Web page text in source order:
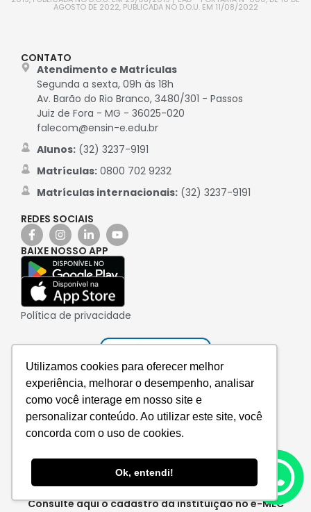
Utilizamos cookies para oferecer melhor
experiência, melhorar o desempenho, analisar
como você interage em nosso site e
personalizar conteúdo. Ao utilizar este site, você
concorda com o uso de cookies.
Ok, entendi!
AGOSTO DE 2022, PUBLICADA NO D.O.U. EM 11/08/2022
CONTATO
Atendimento e Matrículas
Segunda a sexta, 09h às 18h
Av. Barão do Rio Branco, 3480/301 - Passos
Juiz de Fora - MG - 36025-020
falecom@ensin-e.edu.br
Alunos:(32) 3237-9191
Matrículas:0800 702 9232
Matrículas internacionais:(32) 3237-9191
REDES SOCIAIS
BAIXE NOSSO APP
Política de privacidade
Consulte aqui o cadastro da instituição no e-MEC